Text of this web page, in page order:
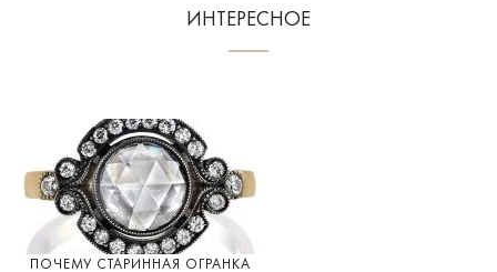
ИНТЕРЕСНОЕ
ПОЧЕМУ СТАРИННАЯ ОГРАНКА